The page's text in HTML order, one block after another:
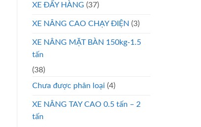
XE ĐẨY HÀNG (37)
XE NÂNG CAO CHẠY ĐIỆN (3)
XE NÂNG MẶT BÀN 150kg-1.5
tấn
(38)
Chưa được phân loại (4)
XE NÂNG TAY CAO 0.5 tấn – 2
tấn